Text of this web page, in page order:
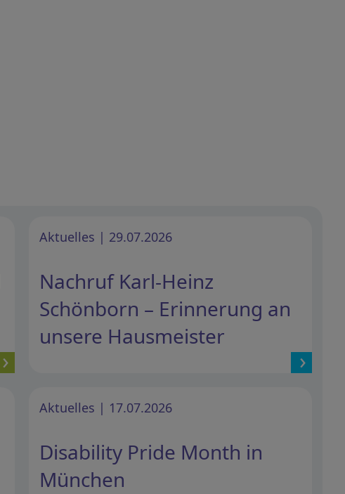
Aktuelles | 29.07.2026
Nachruf Karl-Heinz
Schönborn – Erinnerung an
unsere Hausmeister
Aktuelles | 17.07.2026
Disability Pride Month in
München